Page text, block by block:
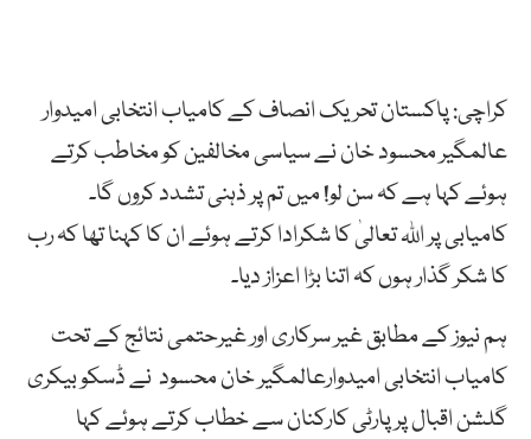
کراچی: پاکستان تحریک انصاف کے کامیاب انتخابی امیدوار
عالمگیر محسود خان نے سیاسی مخالفین کو مخاطب کرتے
ہوئے کہا ہے کہ سن لو! میں تم پر ذہنی تشدد کروں گا۔
کامیابی پر اللہ تعالیٰ کا شکرادا کرتے ہوئے ان کا کہنا تھا کہ رب
کا شکر گذار ہوں کہ اتنا بڑا اعزاز دیا۔
ہم نیوز کے مطابق غیر سرکاری اور غیرحتمی نتائج کے تحت
کامیاب انتخابی امیدوارعالمگیر خان محسود نے ڈسکو بیکری
گلشن اقبال پر پارٹی کارکنان سے خطاب کرتے ہوئے کہا